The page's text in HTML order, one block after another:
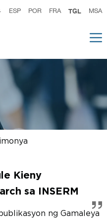
ESP POR FRA TGL MSA
Kieny
sa INSERM
ng Gamaleya